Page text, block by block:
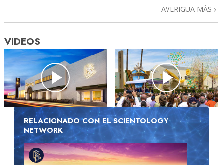
AVERIGUA MÁS
VIDEOS
RELACIONADO CON EL SCIENTOLOGY
NETWORK